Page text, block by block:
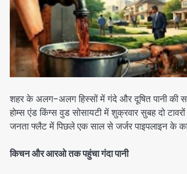
शहर के अलग-अलग हिस्सों में गंदे और दूषित पानी की
होम्स एंड किंग्स वुड सोसायटी में शुक्रवार सुबह दो
जनता फ्लैट में पिछले एक साल से जर्जर पाइपलाइन के
किचन और आरओ तक पहुंचा गंदा पानी